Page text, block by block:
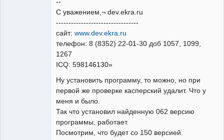
С уважением,¬ dev.ekra.ru
---------------------------------
сайт: www.dev.ekra.ru
телефон: 8 (8352) 22-01-30 доб 1057, 1099,
1267
ICQ: 598146130»
Ну установить программу, то можно, но при
первой же проверке касперский удалит. Что у
меня и было.
Так что установил найденную 062 версию
программы, работает.
Посмотрим, что будет со 150 версией.